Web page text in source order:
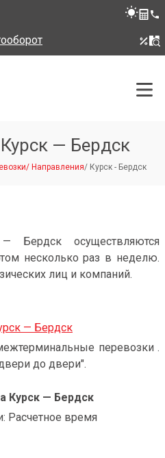
— Бердск
/ Направления/ Курск - Бердск
Бердск осуществляются
несколько раз в неделю.
лиц и компаний.
— Бердск
перевозки .
до двери".
Курск — Бердск
Расчетное время